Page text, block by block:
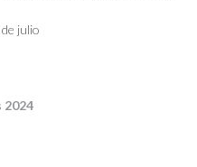
julio
2024